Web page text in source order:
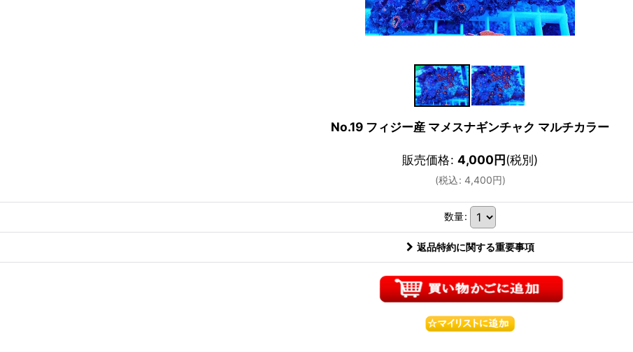
No.19 フィジー産 マメスナギンチャク マルチカラー
販売価格: 4,000円(税別)
(税込: 4,400円)
数量:
返品特約に関する重要事項